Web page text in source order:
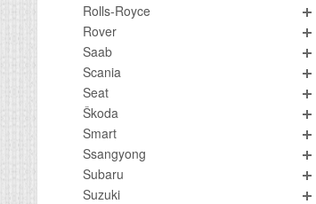
Rolls-Royce
Rover
Saab
Scania
Seat
Škoda
Smart
Ssangyong
Subaru
Suzuki